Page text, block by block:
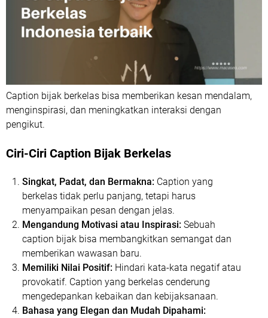
Caption bijak berkelas bisa memberikan kesan mendalam,
menginspirasi, dan meningkatkan interaksi dengan
pengikut.
Ciri-Ciri Caption Bijak Berkelas
Singkat, Padat, dan Bermakna: Caption yang
berkelas tidak perlu panjang, tetapi harus
menyampaikan pesan dengan jelas.
Mengandung Motivasi atau Inspirasi: Sebuah
caption bijak bisa membangkitkan semangat dan
memberikan wawasan baru.
Memiliki Nilai Positif: Hindari kata-kata negatif atau
provokatif. Caption yang berkelas cenderung
mengedepankan kebaikan dan kebijaksanaan.
Bahasa yang Elegan dan Mudah Dipahami: